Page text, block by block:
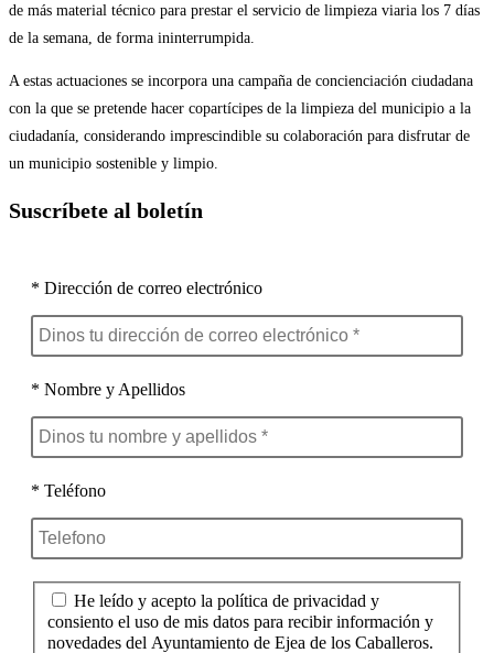
de más material técnico para prestar el servicio de limpieza viaria los 7 días
de la semana, de forma ininterrumpida.
A estas actuaciones se incorpora una campaña de concienciación ciudadana
con la que se pretende hacer copartícipes de la limpieza del municipio a la
ciudadanía, considerando imprescindible su colaboración para disfrutar de
un municipio sostenible y limpio.
Suscríbete al boletín
* Dirección de correo electrónico
* Nombre y Apellidos
* Teléfono
He leído y acepto la política de privacidad y
consiento el uso de mis datos para recibir información y
novedades del Ayuntamiento de Ejea de los Caballeros.